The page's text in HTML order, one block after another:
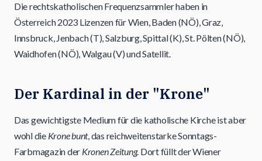
Die rechtskatholischen Frequenzsammler haben in
Österreich 2023 Lizenzen für Wien, Baden (NÖ), Graz,
Innsbruck, Jenbach (T), Salzburg, Spittal (K), St. Pölten (NÖ),
Waidhofen (NÖ), Walgau (V) und Satellit.
Der Kardinal in der "Krone"
Das gewichtigste Medium für die katholische Kirche ist aber
wohl die Krone bunt, das reichweitenstarke Sonntags-
Farbmagazin der Kronen Zeitung. Dort füllt der Wiener